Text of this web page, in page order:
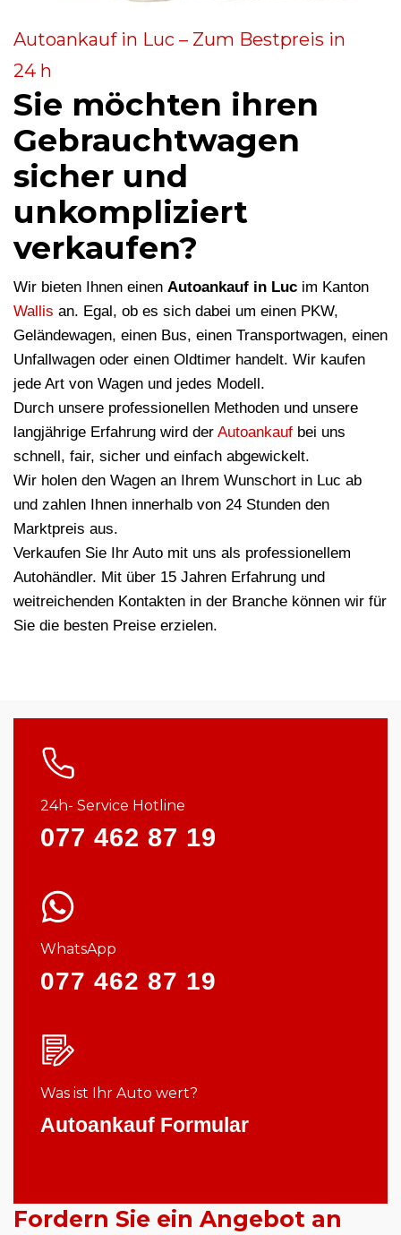
Autoankauf in Luc – Zum Bestpreis in
24 h
Sie möchten ihren
Gebrauchtwagen
sicher und
unkompliziert
verkaufen?
Wir bieten Ihnen einen Autoankauf in Luc im Kanton
Wallis an. Egal, ob es sich dabei um einen PKW,
Geländewagen, einen Bus, einen Transportwagen, einen
Unfallwagen oder einen Oldtimer handelt. Wir kaufen
jede Art von Wagen und jedes Modell.
Durch unsere professionellen Methoden und unsere
langjährige Erfahrung wird der Autoankauf bei uns
schnell, fair, sicher und einfach abgewickelt.
Wir holen den Wagen an Ihrem Wunschort in Luc ab
und zahlen Ihnen innerhalb von 24 Stunden den
Marktpreis aus.
Verkaufen Sie Ihr Auto mit uns als professionellem
Autohändler. Mit über 15 Jahren Erfahrung und
weitreichenden Kontakten in der Branche können wir für
Sie die besten Preise erzielen.
24h- Service Hotline
077 462 87 19
WhatsApp
077 462 87 19
Was ist Ihr Auto wert?
Autoankauf Formular
Fordern Sie ein Angebot an